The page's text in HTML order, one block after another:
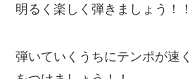
明るく楽しく弾きましょう！！
弾いていくうちにテンポが速